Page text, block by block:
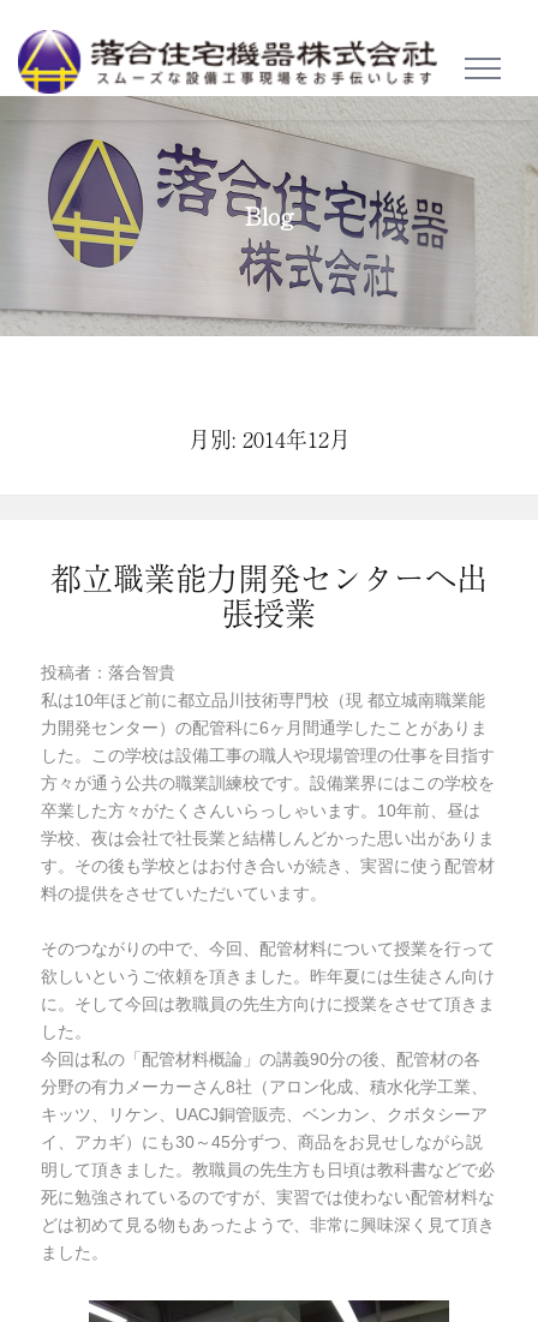
Blog
月別: 2014年12月
都立職業能力開発センターへ出
張授業
投稿者：落合智貴
私は10年ほど前に都立品川技術専門校（現 都立城南職業能
力開発センター）の配管科に6ヶ月間通学したことがありま
した。この学校は設備工事の職人や現場管理の仕事を目指す
方々が通う公共の職業訓練校です。設備業界にはこの学校を
卒業した方々がたくさんいらっしゃいます。10年前、昼は
学校、夜は会社で社長業と結構しんどかった思い出がありま
す。その後も学校とはお付き合いが続き、実習に使う配管材
料の提供をさせていただいています。
そのつながりの中で、今回、配管材料について授業を行って
欲しいというご依頼を頂きました。昨年夏には生徒さん向け
に。そして今回は教職員の先生方向けに授業をさせて頂きま
した。
今回は私の「配管材料概論」の講義90分の後、配管材の各
分野の有力メーカーさん8社（アロン化成、積水化学工業、
キッツ、リケン、UACJ銅管販売、ベンカン、クボタシーア
イ、アカギ）にも30～45分ずつ、商品をお見せしながら説
明して頂きました。教職員の先生方も日頃は教科書などで必
死に勉強されているのですが、実習では使わない配管材料な
どは初めて見る物もあったようで、非常に興味深く見て頂き
ました。